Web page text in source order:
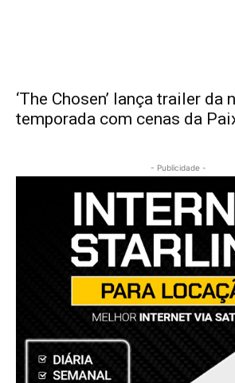
‘The Chosen’ lança trailer da
temporada com cenas da
- Publicidade -